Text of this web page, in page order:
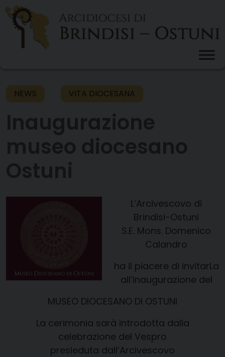
Skip
content
NEWS VITA DIOCESANA
L’Arcivescovo di
Brindisi-Ostuni
S.E. Mons. Domenico
Calandro
ha il piacere di invitarLa
all’inaugurazione del
MUSEO DIOCESANO DI OSTUNI
La cerimonia sarà introdotta dalla
celebrazione del Vespro
presieduta dall’Arcivescovo